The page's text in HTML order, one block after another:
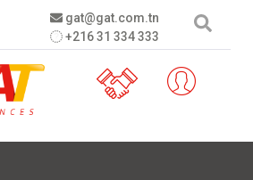
gat@gat.com.tn
+216 31 334 333